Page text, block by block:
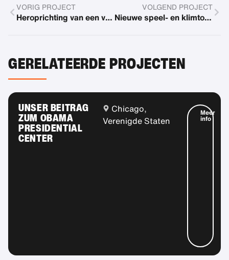
VORIG PROJECT
Heroprichting van een voetbalcampus en renovatie van de bestaande sporthal
VOLGEND PROJECT
Nieuwe speel- en klimtoestellen
GERELATEERDE PROJECTEN
UNSER BEITRAG
ZUM OBAMA
PRESIDENTIAL
CENTER
Chicago,
Verenigde Staten
Meer
info